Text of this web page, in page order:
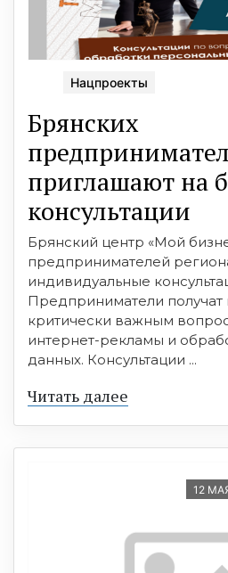
Нацпроекты
Брянских
приглашают на
консультации
Брянский центр «Мой
предпринимателей
индивидуальные
Предприниматели
критически важным
интернет-рекламы и
данных. Консультации ...
Читать далее
12